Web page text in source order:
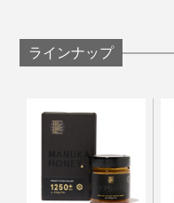
り、本品も「残留農薬
の差になっていること
まず、「マヌカハニ
物質「MGO(メチルグ
一の食品であること。
ラインナップ